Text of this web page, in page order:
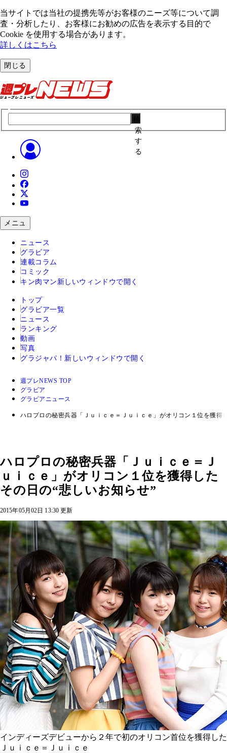
当サイトでは当社の提携先等がお客様のニーズ等について調
査・分析したり、お客様にお勧めの広告を表⽰する⽬的で
Cookie を使⽤する場合があります。
詳しくはこちら
閉じる
索
す
る
メニュ
ニュース
グラビア
連載コラム
コミック
キン肉マン 新しいウィンドウで開く
トップ
グラビア一覧
ニュース
ランキング
動画
写真
グラジャパ！ 新しいウィンドウで開く
週プレNEWS TOP
グラビア
グラビアニュース
ハロプロの秘密兵器「Ｊｕｉｃｅ＝Ｊｕｉｃｅ」がオリコン１位を獲得
ハロプロの秘密兵器「Ｊｕｉｃｅ＝Ｊ
ｕｉｃｅ」がオリコン１位を獲得した
その日の“悲しいお知らせ”
2015年05月02日 13:30 更新
インディーズデビューから２年で初のオリコン首位を獲得した
Ｊｕｉｃｅ＝Ｊｕｉｃｅ